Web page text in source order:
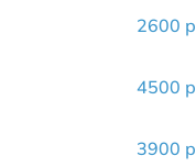
2600 р
4500 р
3900 р